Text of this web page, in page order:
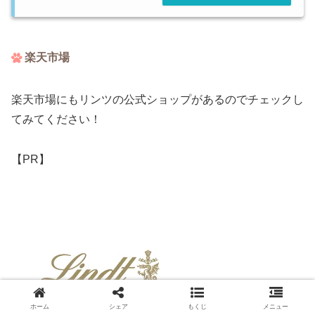
楽天市場
楽天市場にもリンツの公式ショップがあるのでチェックし
てみてください！
【PR】
ホーム シェア もくじ メニュー